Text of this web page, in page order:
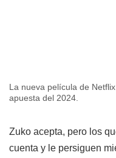
La nueva película de
apuesta del 2024.
Zuko acepta, pero los
cuenta y le persiguen